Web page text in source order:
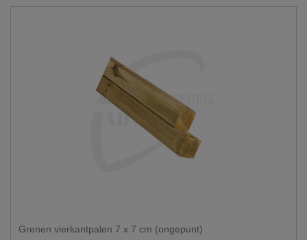
Grenen vierkantpalen 7 x 7 cm (ongepunt)